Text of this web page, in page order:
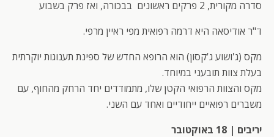
סדרה מקורית, 2 פרקים ראשונים בבכורה, ואז פרק בשבוע
ד"ר אודיסאה היא דרמה רפואית מפי ראיין מרפי.
מקס (ג'ושוע ג'קסון) הוא הרופא החדש של ספינת תענוגות יוקרתית
בעלת צוות תובעני במיוחד.
מקס והצוות הרפואי הקטן שלו, מתמודדים יחד הרחק מהחוף, עם
משברים רפואיים ייחודיים ואחד עם השני.
יריבים | 18 באוקטובר